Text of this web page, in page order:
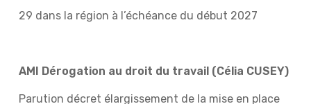
29 dans la région à l’échéance du début 2027
AMI Dérogation au droit du travail (Célia CUSEY)
Parution décret élargissement de la mise en place